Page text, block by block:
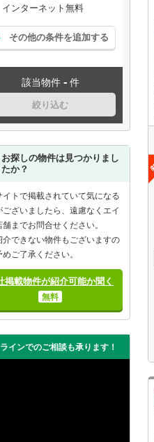
インターネット無料
その他の条件を追加する
該当物件 - 件
絞り込む
お探しの物件は見つかりまし
たか？
イトで掲載されていて気になる
ございましたら、遠慮なくエイ
舗までお問合せください。
できない物件もございますの
ご了承ください。
掲載物件が紹介可能か聞く
無料
インでのご相談も承ります！